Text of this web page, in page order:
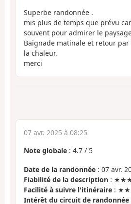
Superbe randonnée .
mis plus de temps que prévu
souvent pour admirer le
Baignade matinale et retour
la chaleur.
merci
07 avr. 2025 à 08:25
Note globale : 4.7 / 5
Date de la randonnée : 07 avr.
Fiabilité de la description :
Facilité à suivre l'itinéraire :
Intérêt du circuit de randonnée